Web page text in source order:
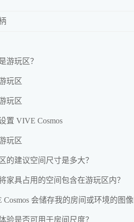
游玩区？
玩区
玩区
置 VIVE Cosmos
玩区
的建议空间尺寸是多大？
家具占用的空间包含在游玩区内？
Cosmos 会储存我的房间或环境的图像
验是否可用于房间尺度？